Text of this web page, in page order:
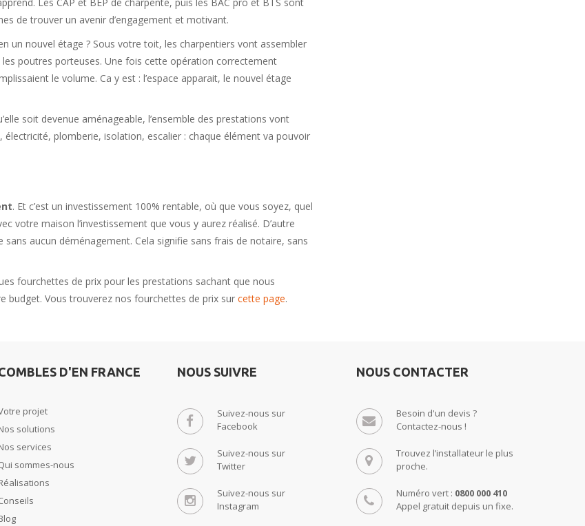
de trouver un avenir d’engagement et motivant.
un nouvel étage ? Sous votre toit, les charpentiers vont assembler
poutres porteuses. Une fois cette opération correctement
le volume. Ca y est : l’espace apparait, le nouvel étage
soit devenue aménageable, l’ensemble des prestations vont
plomberie, isolation, escalier : chaque élément va pouvoir
. Et c’est un investissement 100% rentable, où que vous soyez, quel
votre maison l’investissement que vous y aurez réalisé. D’autre
aucun déménagement. Cela signifie sans frais de notaire, sans
fourchettes de prix pour les prestations sachant que nous
Vous trouverez nos fourchettes de prix sur cette page.
D'EN FRANCE
projet
solutions
services
sommes-nous
NOUS SUIVRE
Suivez-nous sur
Facebook
Suivez-nous sur
Twitter
Suivez-nous sur
Instagram
NOUS CONTACTER
Besoin d'un devis ?
Contactez-nous !
Trouvez l’installateur le plus
proche.
Numéro vert : 0800 000 410
Appel gratuit depuis un fixe.